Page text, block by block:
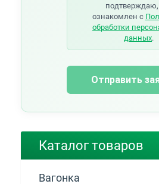
подтверждаю,
ознакомлен с
обработки
данных.
Отправить
Каталог товаров
Вагонка